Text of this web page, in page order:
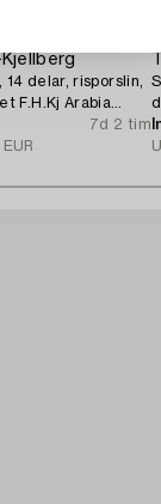
14 delar, risporslin,
F.H.Kj Arabia
7d 2 tim